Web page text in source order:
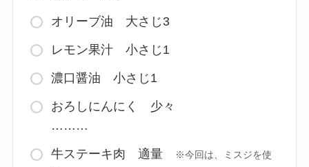
オリーブ油 大さじ3
レモン果汁 小さじ1
濃口醤油 小さじ1
おろしにんにく 少々
………
牛ステーキ肉 適量
※今回は、ミスジを使